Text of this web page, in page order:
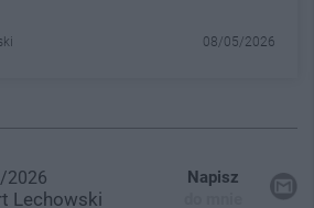
08/05/2026
2026
Lechowski
Napisz